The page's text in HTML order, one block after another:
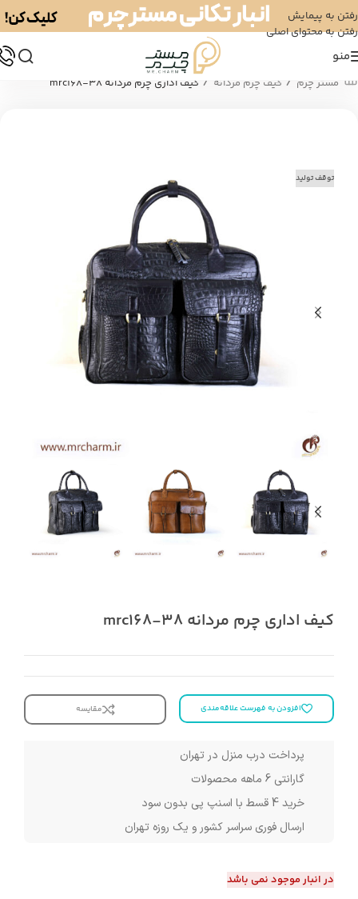
رفتن به پیمایش
رفتن به محتوای اصلی
منو
مستر چرم / کیف چرم مردانه / کیف اداری چرم مردانه mrc168-38
توقف تولید
کیف اداری چرم مردانه mrc168-38
افزودن به فهرست علاقه‌مندی مقایسه
پرداخت درب منزل در تهران
گارانتی 6 ماهه محصولات
خرید 4 قسط با اسنپ پی بدون سود
ارسال فوری سراسر کشور و یک روزه تهران
در انبار موجود نمی باشد